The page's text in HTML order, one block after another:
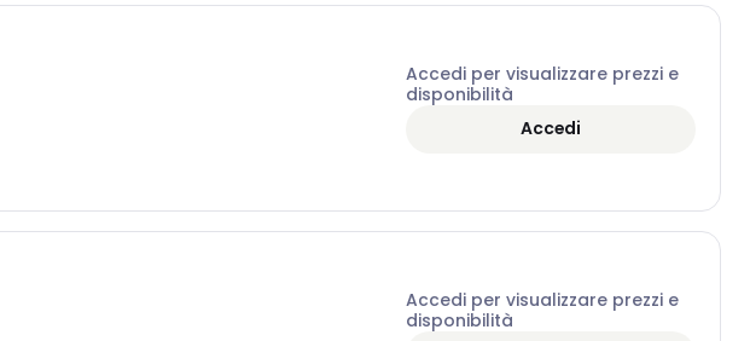
Accedi per visualizzare prezzi e
disponibilità
Accedi
Accedi per visualizzare prezzi e
disponibilità